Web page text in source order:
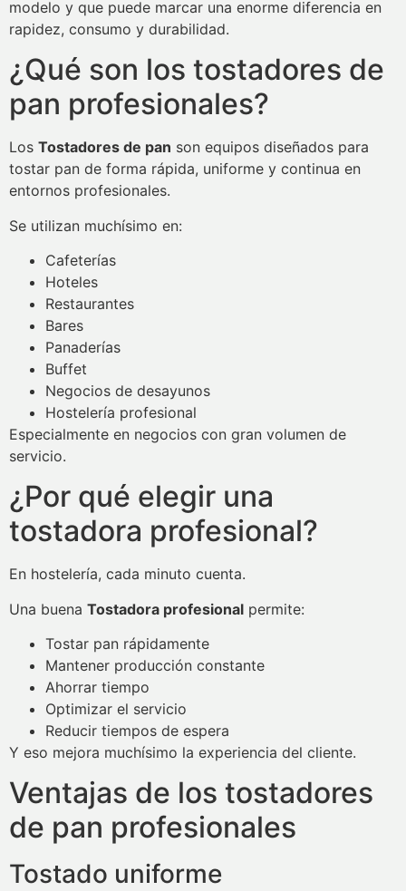
modelo y que puede marcar una enorme diferencia en
rapidez, consumo y durabilidad.
¿Qué son los tostadores de
pan profesionales?
Los Tostadores de pan son equipos diseñados para
tostar pan de forma rápida, uniforme y continua en
entornos profesionales.
Se utilizan muchísimo en:
Cafeterías
Hoteles
Restaurantes
Bares
Panaderías
Buffet
Negocios de desayunos
Hostelería profesional
Especialmente en negocios con gran volumen de
servicio.
¿Por qué elegir una
tostadora profesional?
En hostelería, cada minuto cuenta.
Una buena Tostadora profesional permite:
Tostar pan rápidamente
Mantener producción constante
Ahorrar tiempo
Optimizar el servicio
Reducir tiempos de espera
Y eso mejora muchísimo la experiencia del cliente.
Ventajas de los tostadores
de pan profesionales
Tostado uniforme